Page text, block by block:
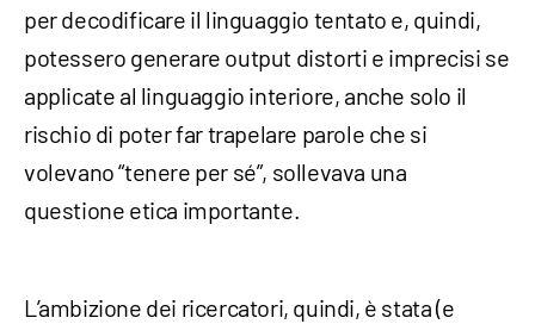
per decodificare il linguaggio tentato e, quindi,
potessero generare output distorti e imprecisi se
applicate al linguaggio interiore, anche solo il
rischio di poter far trapelare parole che si
volevano “tenere per sé”, sollevava una
questione etica importante.
L’ambizione dei ricercatori, quindi, è stata (e